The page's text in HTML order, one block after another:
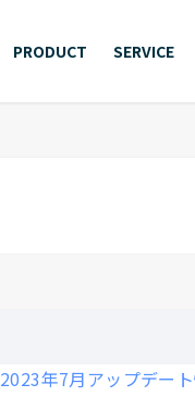
PRODUCT SERVICE
2023年7月アップデー